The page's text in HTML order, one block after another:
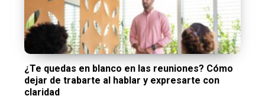
¿Te quedas en blanco en las reuniones? Cómo
dejar de trabarte al hablar y expresarte con
claridad